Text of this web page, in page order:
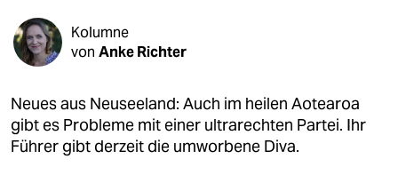
öko
gesellschaft
kultur
sport
Kolumne
von Anke Richter
Neues aus Neuseeland: Auch im heilen Aotearoa
gibt es Probleme mit einer ultrarechten Partei. Ihr
Führer gibt derzeit die umworbene Diva.